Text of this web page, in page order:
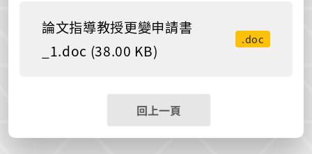
論文指導教授更變申請書
_1.doc (38.00 KB)
.doc
回上一頁